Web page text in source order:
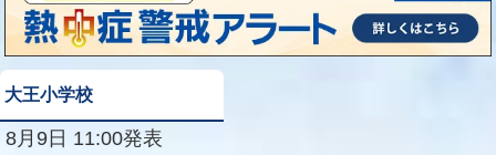
大王小学校
8月9日 11:00発表